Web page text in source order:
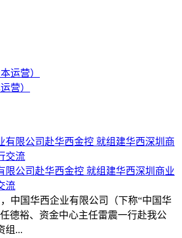
营）
限公司赴华西金控 就组建华西深圳商业
流
，中国华西企业有限公司（下称“中国华
德裕、资金中心主任雷震一行赴我公
组...